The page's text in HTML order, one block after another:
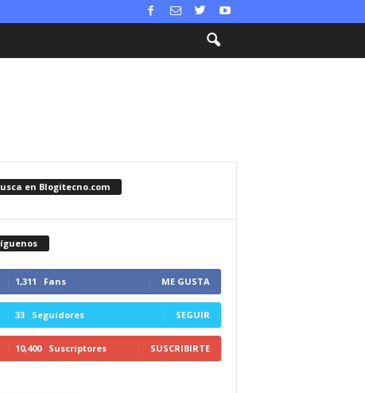
en Blogitecno.com
1,311 Fans ME GUSTA
33 Seguidores SEGUIR
10,400 Suscriptores SUSCRIBIRTE